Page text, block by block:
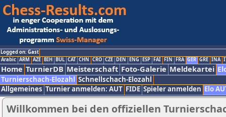
Logged on: Gast
Arabic ARM AZE BIH BUL CAT CHN CRO CZE DEN ENG ESP FAI FIN FRA GER GRE INA
Home TurnierDB Meisterschaft Foto-Galerie Meldekartei
Turnierschach-Elozahl Schnellschach-Elozahl
Allgemeines Turnier anmelden: AUT FIDE Spieler anmelden Elo
Willkommen bei den offiziellen